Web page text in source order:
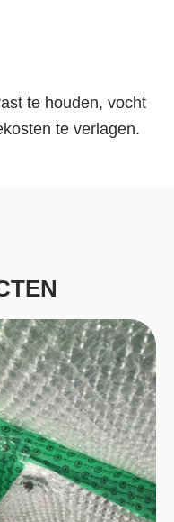
te houden, vocht
te verlagen.